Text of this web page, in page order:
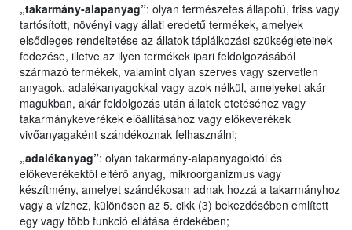
„takarmány-alapanyag”: olyan természetes állapotú, friss vagy
tartósított, növényi vagy állati eredetű termékek, amelyek
elsődleges rendeltetése az állatok táplálkozási szükségleteinek
fedezése, illetve az ilyen termékek ipari feldolgozásából
származó termékek, valamint olyan szerves vagy szervetlen
anyagok, adalékanyagokkal vagy azok nélkül, amelyeket akár
magukban, akár feldolgozás után állatok etetéséhez vagy
takarmánykeverékek előállításához vagy előkeverékek
vivőanyagaként szándékoznak felhasználni;
„adalékanyag”: olyan takarmány-alapanyagoktól és
előkeverékektől eltérő anyag, mikroorganizmus vagy
készítmény, amelyet szándékosan adnak hozzá a takarmányhoz
vagy a vízhez, különösen az 5. cikk (3) bekezdésében említett
egy vagy több funkció ellátása érdekében;